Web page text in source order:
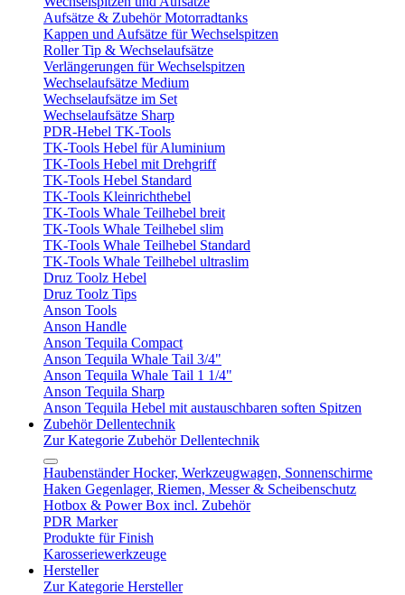
Aufsätze & Zubehör Motorradtanks
Kappen und Aufsätze für Wechselspitzen
Roller Tip & Wechselaufsätze
Verlängerungen für Wechselspitzen
Wechselaufsätze Medium
Wechselaufsätze im Set
Wechselaufsätze Sharp
PDR-Hebel TK-Tools
TK-Tools Hebel für Aluminium
TK-Tools Hebel mit Drehgriff
TK-Tools Hebel Standard
TK-Tools Kleinrichthebel
TK-Tools Whale Teilhebel breit
TK-Tools Whale Teilhebel slim
TK-Tools Whale Teilhebel Standard
TK-Tools Whale Teilhebel ultraslim
Druz Toolz Hebel
Druz Toolz Tips
Anson Tools
Anson Handle
Anson Tequila Compact
Anson Tequila Whale Tail 3/4"
Anson Tequila Whale Tail 1 1/4"
Anson Tequila Sharp
Anson Tequila Hebel mit austauschbaren soften Spitzen
Zubehör Dellentechnik
Zur Kategorie Zubehör Dellentechnik
Haubenständer Hocker, Werkzeugwagen, Sonnenschirme
Haken Gegenlager, Riemen, Messer & Scheibenschutz
Hotbox & Power Box incl. Zubehör
PDR Marker
Produkte für Finish
Karosseriewerkzeuge
Hersteller
Zur Kategorie Hersteller